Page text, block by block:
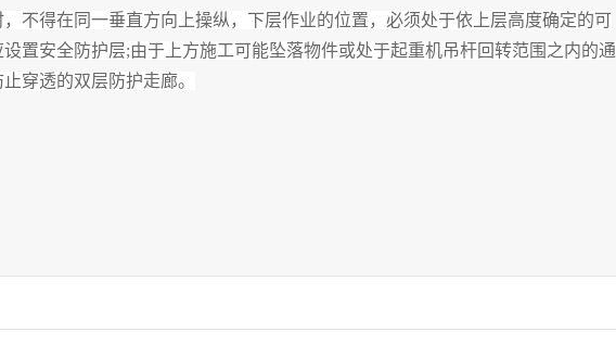
不得在同一垂直方向上操纵，下层作业的位置，必须处于依上层高度确定的可
置安全防护层;由于上方施工可能坠落物件或处于起重机吊杆回转范围之内的通
穿透的双层防护走廊。